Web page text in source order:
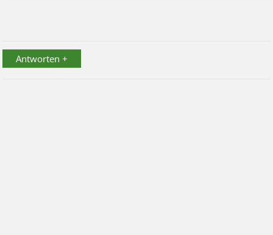
Antworten +